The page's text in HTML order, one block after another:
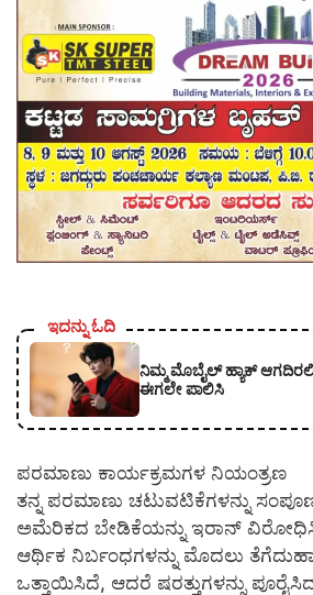
ಇದನ್ನು ಓದಿ
ನಿಮ್ಮ ಮೊಬೈಲ್ ಹ್ಯಾಕ್
ಈಗಲೇ ಪಾಲಿಸಿ
ಪರಮಾಣು ಕಾರ್ಯಕ್ರಮಗಳ ನಿಯಂತ್ರಣ
ತನ್ನ ಪರಮಾಣು ಚಟುವಟಿಕೆಗಳನ್ನು
ಅಮೆರಿಕದ ಬೇಡಿಕೆಯನ್ನು ಇರಾನ್
ಆರ್ಥಿಕ ನಿರ್ಬಂಧಗಳನ್ನು ಮೊದಲು
ಒತ್ತಾಯಿಸಿದೆ, ಆದರೆ ಷರತ್ತುಗಳನ್ನು